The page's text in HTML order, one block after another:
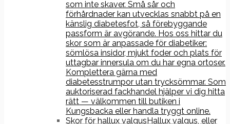
som inte skaver. Små sår och
förhårdnader kan utvecklas snabbt på en
känslig diabetesfot, så förebyggande
passform är avgörande. Hos oss hittar du
skor som är anpassade för diabetiker:
sömlösa insidor, mjukt foder och plats för
uttagbar innersula om du har egna ortoser.
Komplettera gärna med
diabetesstrumpor utan trycksömmar. Som
auktoriserad fackhandel hjälper vi dig hitta
rätt — välkommen till butiken i
Kungsbacka eller handla tryggt online.
Skor för hallux valgusHallux valgus, eller